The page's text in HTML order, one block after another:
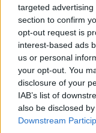
targeted
section to confirm
opt-out request is
interest-based ads
us or personal
your opt-out. You
disclosure of your
IAB’s list of
also be disclosed
Downstream